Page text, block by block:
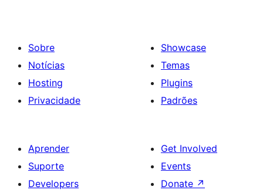
Sobre
Notícias
Hosting
Privacidade
Showcase
Temas
Plugins
Padrões
Aprender
Suporte
Developers
Get Involved
Events
Donate ↗